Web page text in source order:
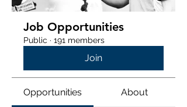
Job Opportunities
Public · 191 members
Join
Opportunities About